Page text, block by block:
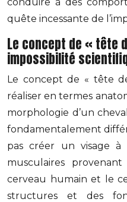
quête incessante de
Le concept de « tête
impossibilité
Le concept de « tête
réaliser en termes
morphologie d’un
fondamentalement
pas créer un visage à
musculaires
cerveau humain et le
structures et des